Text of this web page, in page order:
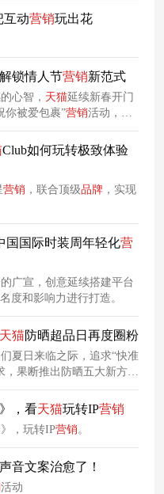
互动营销玩出花
解锁情人节营销新范式
心智， 天猫延续新春开门
你被爱包裹”营销活动，与
，为用户送上情人节好礼
春“开门红”。
Club如何玩转极致体验
营销 ，联合顶级品牌 ，实现
国国际时装周年轻化营
广宣，创意延续搭建平台
度和影响力进行打造。
天猫防晒超品日再度圈粉
夏日来临之际，追求“快准
，果断推出防晒五大新方
题，通过多个「凭什么」
外防晒、隔离防晒、贵妇
准切中消费者痛点，成功
论。
，看天猫玩转IP营销
，玩转IP营销 。
音文案治愈了！
活动